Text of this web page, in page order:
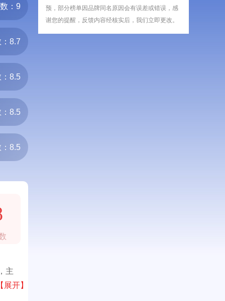
：9
8.7
8.5
8.5
8.5
主
【展开】
预，部分榜单因品牌同名原因会有误差或错误，感
谢您的提醒，反馈内容经核实后，我们立即更改。